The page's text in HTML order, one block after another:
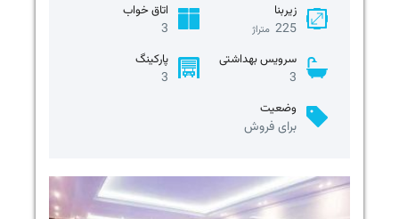
زیربنا
225 متراژ
اتاق خواب
3
سرویس بهداشتی
3
پارکینگ
3
وضعیت
برای فروش